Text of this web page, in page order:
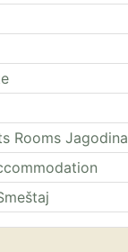
Rooms Jagodina